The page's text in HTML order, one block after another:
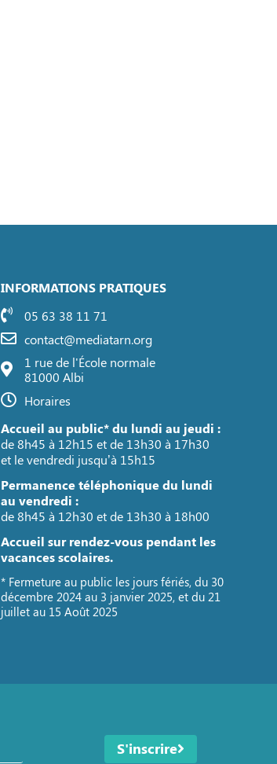
INFORMATIONS PRATIQUES
05 63 38 11 71
contact@mediatarn.org
1 rue de l'École normale
81000 Albi
Horaires
Accueil au public* du lundi au jeudi :
de 8h45 à 12h15 et de 13h30 à 17h30
et le vendredi jusqu’à 15h15
Permanence téléphonique du lundi
au vendredi :
de 8h45 à 12h30 et de 13h30 à 18h00
Accueil sur rendez-vous pendant les
vacances scolaires.
* Fermeture au public les jours fériés, du 30
décembre 2024 au 3 janvier 2025, et du 21
juillet au 15 Août 2025
S'inscrire